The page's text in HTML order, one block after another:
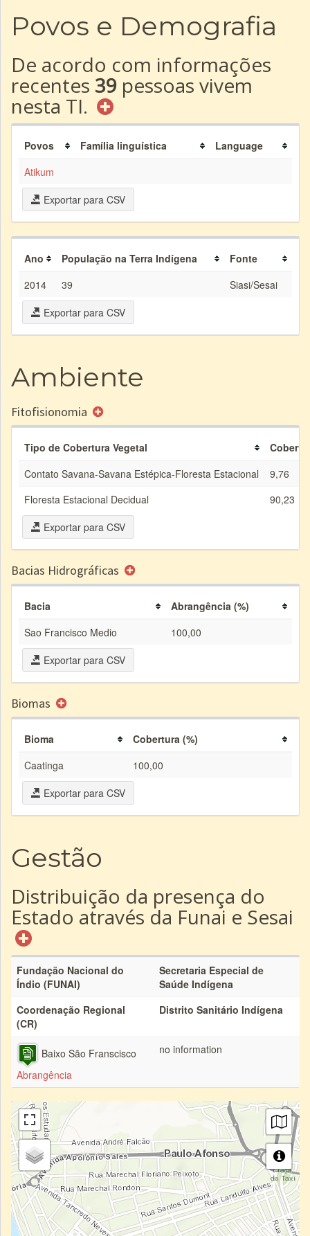
Povos e Demografia
De acordo com informações
recentes 39 pessoas vivem
nesta TI.
Povos Família linguística
Language
Atikum
Exportar para CSV
Ano População na Terra Indígena
Fonte
2014
39
Siasi/Sesai
Exportar para CSV
Ambiente
Fitofisionomia
Tipo de Cobertura Vegetal
Contato Savana-Savana Estépica-Floresta Estacional
9,76
Floresta Estacional Decidual
90,23
Exportar para CSV
Bacias Hidrográficas
Bacia
Abrangência (%)
Sao Francisco Medio
100,00
Exportar para CSV
Biomas
Bioma
Cobertura (%)
Caatinga
100,00
Exportar para CSV
Gestão
Distribuição da presença do
Estado através da Funai e Sesai
Fundação Nacional do
Índio (FUNAI)
Secretaria Especial de
Saúde Indígena
Coordenação Regional
(CR)
Distrito Sanitário Indígena
Baixo São Franscisco
Abrangência
no information